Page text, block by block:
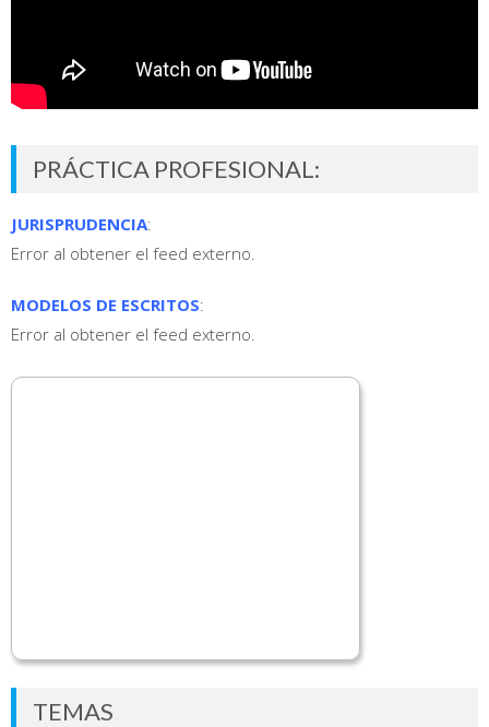
PRÁCTICA PROFESIONAL:
JURISPRUDENCIA:
Error al obtener el feed externo.
MODELOS DE ESCRITOS:
Error al obtener el feed externo.
TEMAS